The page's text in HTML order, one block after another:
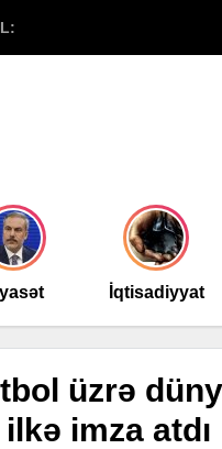
İqtisadiyyat
üzrə
imza atdı